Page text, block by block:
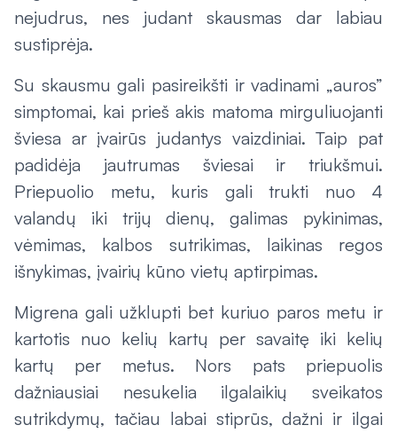
nejudrus, nes judant skausmas dar labiau
sustiprėja.
Su skausmu gali pasireikšti ir vadinami „auros”
simptomai, kai prieš akis matoma mirguliuojanti
šviesa ar įvairūs judantys vaizdiniai. Taip pat
padidėja jautrumas šviesai ir triukšmui.
Priepuolio metu, kuris gali trukti nuo 4
valandų iki trijų dienų, galimas pykinimas,
vėmimas, kalbos sutrikimas, laikinas regos
išnykimas, įvairių kūno vietų aptirpimas.
Migrena gali užklupti bet kuriuo paros metu ir
kartotis nuo kelių kartų per savaitę iki kelių
kartų per metus. Nors pats priepuolis
dažniausiai nesukelia ilgalaikių sveikatos
sutrikdymų, tačiau labai stiprūs, dažni ir ilgai